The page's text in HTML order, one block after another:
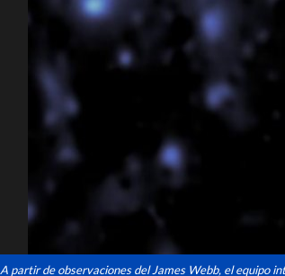
A partir de observaciones del James Webb, el equipo